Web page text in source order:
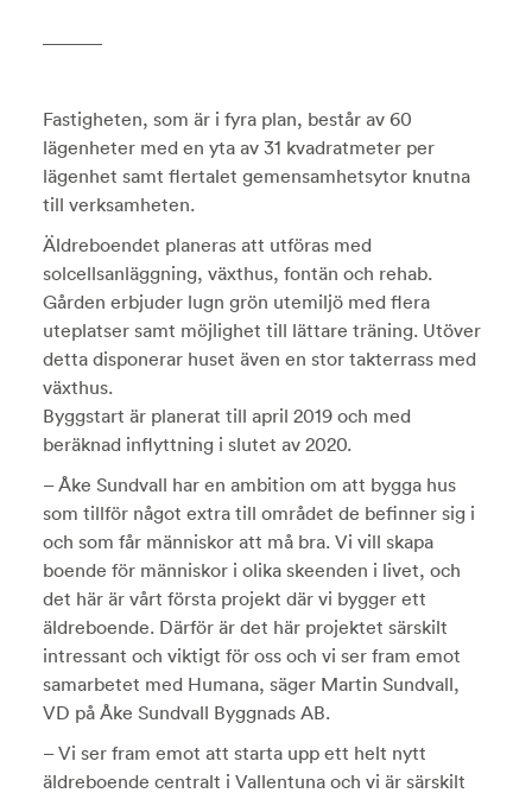
Fastigheten, som är i fyra plan, består av 60
lägenheter med en yta av 31 kvadratmeter per
lägenhet samt flertalet gemensamhetsytor knutna
till verksamheten.
Äldreboendet planeras att utföras med
solcellsanläggning, växthus, fontän och rehab.
Gården erbjuder lugn grön utemiljö med flera
uteplatser samt möjlighet till lättare träning. Utöver
detta disponerar huset även en stor takterrass med
växthus.
Byggstart är planerat till april 2019 och med
beräknad inflyttning i slutet av 2020.
– Åke Sundvall har en ambition om att bygga hus
som tillför något extra till området de befinner sig i
och som får människor att må bra. Vi vill skapa
boende för människor i olika skeenden i livet, och
det här är vårt första projekt där vi bygger ett
äldreboende. Därför är det här projektet särskilt
intressant och viktigt för oss och vi ser fram emot
samarbetet med Humana, säger Martin Sundvall,
VD på Åke Sundvall Byggnads AB.
– Vi ser fram emot att starta upp ett helt nytt
äldreboende centralt i Vallentuna och vi är särskilt